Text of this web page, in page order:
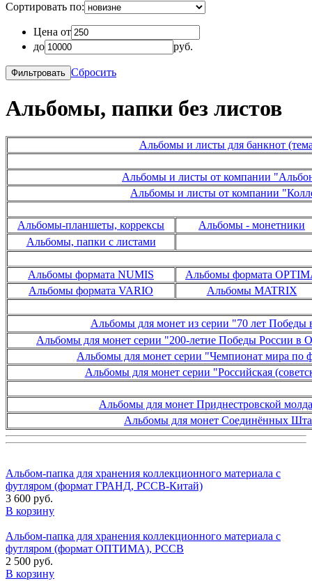
Сортировать по:
Цена от
до
руб.
Сбросить
Альбомы, папки без листов
Альбомы и листы для банкнот
Альбомы и листы от компании
Альбомы и листы от компании
Альбомы-планшеты, коррексы
Альбомы - монетники
Альбомы, папки с листами
Альбомы формата NUMIS
Альбомы формата
Альбомы формата VARIO
Альбомы MATRIX
Альбомы для монет из серии "70 лет Победы
Альбомы для монет серии "200-летие Победы России в
Альбомы для монет серии "Чемпионат мира по
Альбомы для монет серии "Российская
Альбомы для монет Приднестровской
Альбомы для монет Соединённых
Альбом-папка для хранения коллекционного материала с
футляром (формат ГРАНД, PCCB-Китай)
3 600 руб.
В корзину
Альбом-папка для хранения коллекционного материала с
футляром (формат ОПТИМА), PCCB
2 500 руб.
В корзину